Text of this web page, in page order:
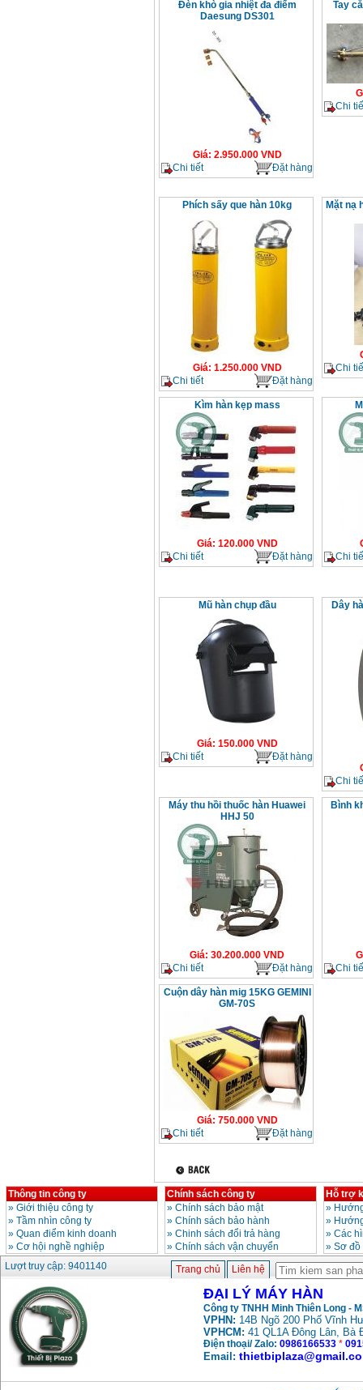
Đèn khò gia nhiệt đa điểm
Daesung DS301
Giá: 2.950.000VND
Chi tiết
Đặt hàng
Tay
Chi
Phích sấy que hàn 10kg
Giá: 1.250.000VND
Chi tiết
Đặt hàng
Mặt nạ
Chi
Kìm hàn kẹp mass
Giá: 120.000VND
Chi tiết
Đặt hàng
Chi
Mũ hàn chụp đầu
Giá: 150.000VND
Chi tiết
Đặt hàng
Dây
Chi
Máy thu hồi thuốc hàn Huawei
HHJ 50
Giá: 30.200.000 VND
Chi tiết
Đặt hàng
Bình
Chi
Cuộn dây hàn mig 15KG GEMINI
GM-70S
Giá: 750.000VND
Chi tiết
Đặt hàng
Thông tin công ty
» Giới thiệu công ty
» Tầm nhìn công ty
» Quan điểm kinh doanh
» Cơ hội nghề nghiệp
Chính sách công ty
» Chính sách bảo mật
» Chính sách bảo hành
» Chinh sách đổi trả hàng
» Chính sách vận chuyển
Hỗ trợ
»
»
» Các
» Sơ
Lượt truy cập: 9401140
Trang chủ Liên hệ
ĐẠI LÝ MÁY HÀN
Công ty TNHH Minh Thiên Long -
VPHN: 14B Ngõ 200 Phố Vĩnh
VPHCM: 41 QL1A Đông Lân, Bà
Điện thoại/ Zalo: 0986166533 *
Email: